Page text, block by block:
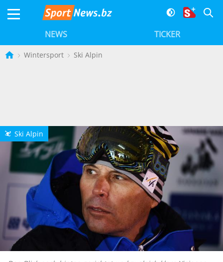
NEWS TICKER
Wintersport Ski Alpin
L Ski Alpin